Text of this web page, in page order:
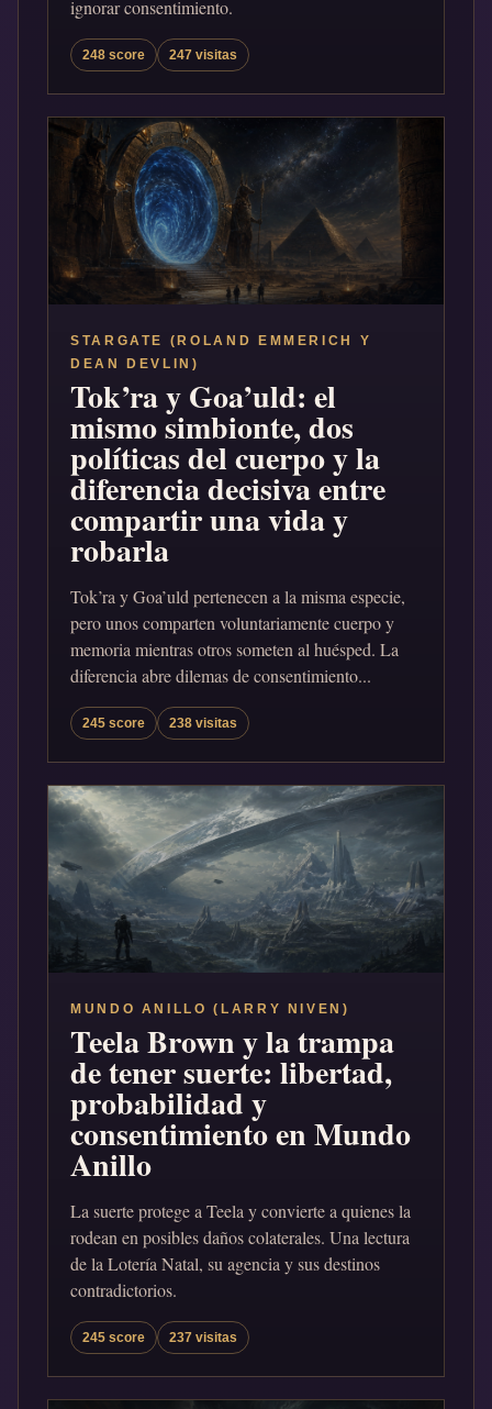
ignorar consentimiento.
248 score 247 visitas
STARGATE (ROLAND EMMERICH Y
DEAN DEVLIN)
Tok’ra y Goa’uld: el
mismo simbionte, dos
políticas del cuerpo y la
diferencia decisiva entre
compartir una vida y
robarla
Tok’ra y Goa’uld pertenecen a la misma especie,
pero unos comparten voluntariamente cuerpo y
memoria mientras otros someten al huésped. La
diferencia abre dilemas de consentimiento...
245 score 238 visitas
MUNDO ANILLO (LARRY NIVEN)
Teela Brown y la trampa
de tener suerte: libertad,
probabilidad y
consentimiento en Mundo
Anillo
La suerte protege a Teela y convierte a quienes la
rodean en posibles daños colaterales. Una lectura
de la Lotería Natal, su agencia y sus destinos
contradictorios.
245 score 237 visitas